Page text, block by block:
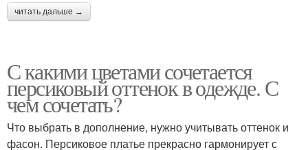
читать дальше →
С какими цветами сочетается
персиковый оттенок в одежде. С
чем сочетать?
Что выбрать в дополнение, нужно учитывать оттенок и
фасон. Персиковое платье прекрасно гармонирует с